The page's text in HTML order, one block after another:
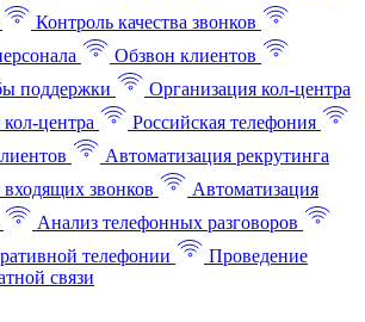
Контроль качества звонков
Обзвон клиентов
поддержки
Организация кол-центра
центра
Российская телефония
Автоматизация рекрутинга
звонков
Автоматизация
Анализ телефонных разговоров
телефонии
Проведение
связи